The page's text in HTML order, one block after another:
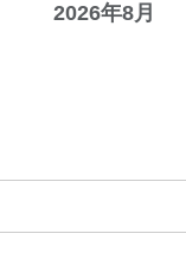
2026年8月